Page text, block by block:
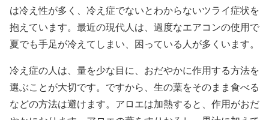
は冷え性が多く、冷え症でないとわからないツライ症状を
抱えています。最近の現代人は、過度なエアコンの使用で
夏でも手足が冷えてしまい、困っている人が多くいます。
冷え症の人は、量を少な目に、おだやかに作用する方法を
選ぶことが大切です。ですから、生の葉をそのまま食べる
などの方法は避けます。アロエは加熱すると、作用がおだ